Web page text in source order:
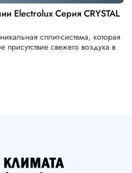
Electrolux Серия CRYSTAL
сплит-система, которая
присутствие свежего воздуха в